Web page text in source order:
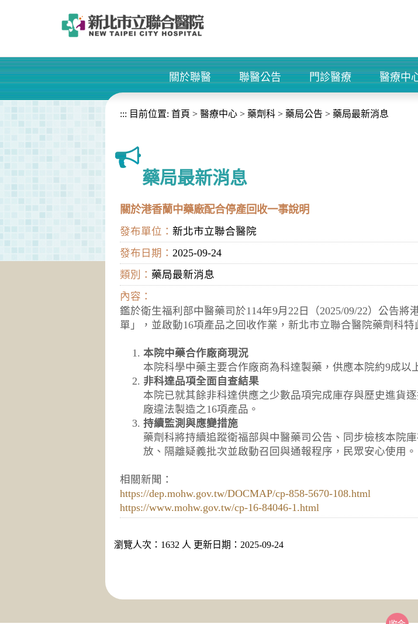
+
關於聯醫
+
聯醫公告
+
門診醫療
+
醫療中
::: 目前位置: 首頁 > 醫療中心 > 藥劑科 > 藥局公告 > 藥局最新消息
藥局最新消息
關於港香蘭中藥廠配合停產回收一事說明
發布單位： 新北市立聯合醫院
發布日期： 2025-09-24
類別： 藥局最新消息
內容：
鑑於衛生福利部中醫藥司於114年9月22日（2025/09/22）公告
單」，並啟動16項產品之回收作業，新北市立聯合醫院藥劑科特
本院中藥合作廠商現況
本院科學中藥主要合作廠商為科達製藥，供應本院約9成以
非科達品項全面自查結果
本院已就其餘非科達供應之少數品項完成庫存與歷史進貨
廠違法製造之16項產品。
持續監測與應變措施
藥劑科將持續追蹤衛福部與中醫藥司公告、同步檢核本院
放、隔離疑義批次並啟動召回與通報程序，民眾安心使用。
相關新聞：
https://dep.mohw.gov.tw/DOCMAP/cp-858-5670-108.html
https://www.mohw.gov.tw/cp-16-84046-1.html
瀏覽人次：1632 人 更新日期：2025-09-24